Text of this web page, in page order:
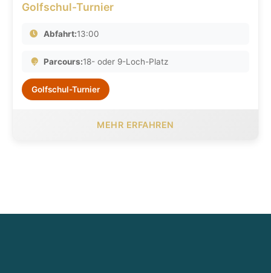
Golfschul-Turnier
Abfahrt:13:00
Parcours:18- oder 9-Loch-Platz
Golfschul-Turnier
MEHR ERFAHREN